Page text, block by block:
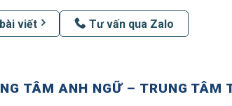
viết Tư vấn qua Zalo
TÂM ANH NGỮ – TRUNG TÂM